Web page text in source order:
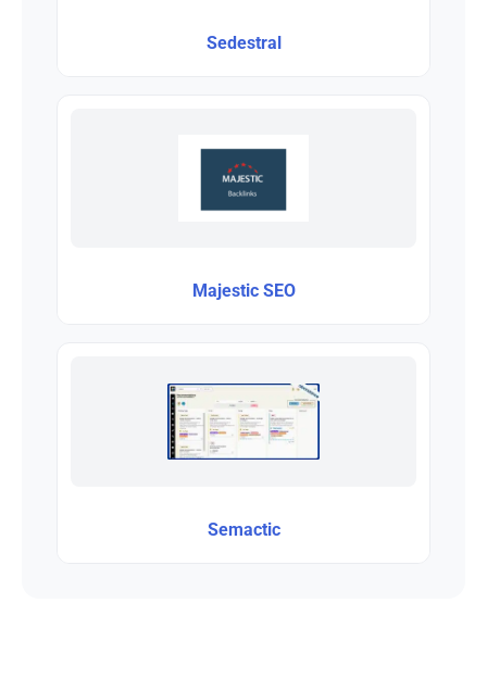
Sedestral
Majestic SEO
Semactic